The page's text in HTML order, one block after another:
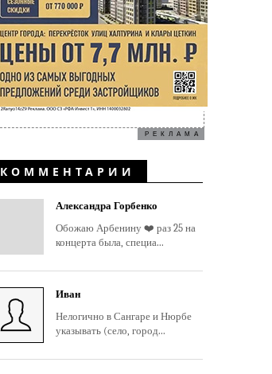
РЕКЛАМА
КОММЕНТАРИИ
Александра Горбенко
Обожаю Арбенину ❤️ раз 25 на
концерта была, специа...
Иван
Нелогично в Сангаре и Нюрбе
указывать (село, город...